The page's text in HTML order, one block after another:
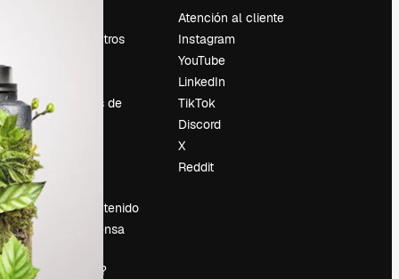
Sobre nosotros
Tendencias de
Eventos
Slidesgo
Vender contenido
Sala de prensa
magnific.ai?
Atención al cliente
Instagram
YouTube
LinkedIn
TikTok
Discord
X
Reddit